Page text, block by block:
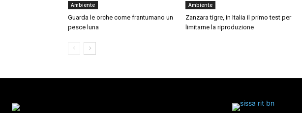
Ambiente
Guarda le orche come frantumano un
pesce luna
Ambiente
Zanzara tigre, in Italia il primo test per
limitarne la riproduzione